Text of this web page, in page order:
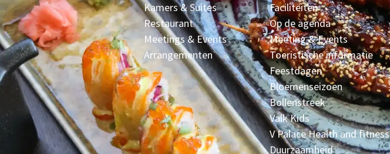
Kamers & Suites
Restaurant
Meetings & Events
Arrangementen
Faciliteiten
Op de agenda
Meeting & Events
Toeristische informatie
Feestdagen
Bloemenseizoen
Bollenstreek
Valk Kids
V Palace Health and fitness
Duurzaamheid